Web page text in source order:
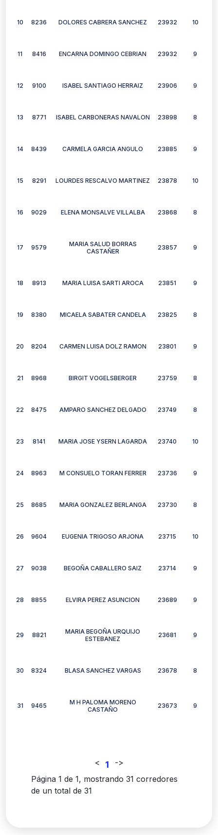
10 8236 DOLORES CABRERA SANCHEZ 23932 10
11 8416 ENCARNA DOMINGO CEBRIAN 23932 9
12 9100 ISABEL SANTIAGO HERRAIZ 23906 9
13 8771 ISABEL CARBONERAS NAVALON 23898 8
14 8439 CARMELA GARCIA ANGULO 23885 9
15 8291 LOURDES RESCALVO MARTINEZ 23878 10
16 9029 ELENA MONSALVE VILLALBA 23868 8
17 9579
MARIA SALUD BORRAS
CASTAÑER
23857 9
18 8913 MARIA LUISA SARTI AROCA 23851 9
19 8380 MICAELA SABATER CANDELA 23825 8
20 8204 CARMEN LUISA DOLZ RAMON 23801 9
21 8968 BIRGIT VOGELSBERGER 23759 8
22 8475 AMPARO SANCHEZ DELGADO 23749 8
23 8141 MARIA JOSE YSERN LAGARDA 23740 10
24 8963 M CONSUELO TORAN FERRER 23736 9
25 8685 MARIA GONZALEZ BERLANGA 23730 8
26 9604 EUGENIA TRIGOSO ARJONA 23715 10
27 9038 BEGOÑA CABALLERO SAIZ 23714 9
28 8855 ELVIRA PEREZ ASUNCION 23689 9
29 8821
MARIA BEGOÑA URQUIJO
ESTEBANEZ
23681 9
30 8324 BLASA SANCHEZ VARGAS 23678 8
31 9465
M H PALOMA MORENO
CASTAÑO
23673 9
< 1 ->
Página 1 de 1, mostrando 31 corredores
de un total de 31